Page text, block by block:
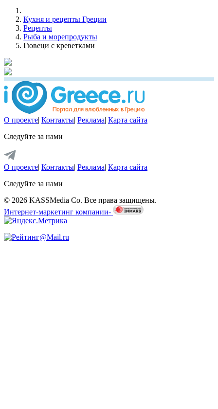
Кухня и рецепты Греции
Рецепты
Рыба и морепродукты
Гювеци с креветками
О проекте| Контакты| Реклама| Карта сайта
Следуйте за нами
О проекте| Контакты| Реклама| Карта сайта
Следуйте за нами
© 2026 KASSMedia Co. Все права защищены.
Интернет-маркетинг компании-